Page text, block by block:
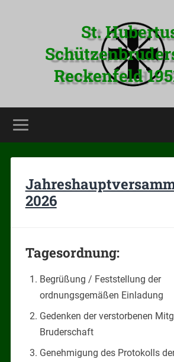
St.
Reckenfeld
2026
Tagesordnung:
Begrüßung / Feststellung der
ordnungsgemäßen Einladung
Gedenken der verstorbenen
Bruderschaft
Genehmigung des Protokolls